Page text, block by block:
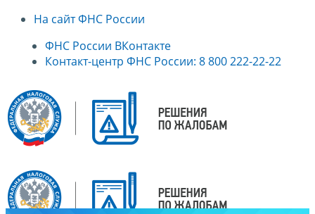
На сайт ФНС России
ФНС России ВКонтакте
Контакт-центр ФНС России: 8 800 222-22-22